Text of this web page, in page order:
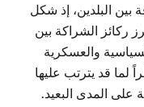
بين البلدين، إذ شكل
ركائز الشراكة بين
والعسكرية
لما قد يترتب عليها
المدى البعيد.